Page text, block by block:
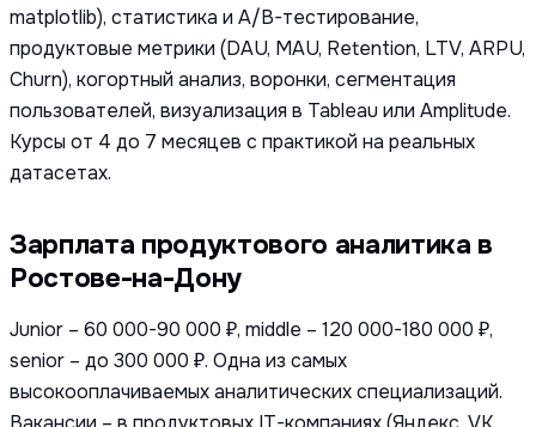
matplotlib), статистика и A/B-тестирование,
продуктовые метрики (DAU, MAU, Retention, LTV, ARPU,
Churn), когортный анализ, воронки, сегментация
пользователей, визуализация в Tableau или Amplitude.
Курсы от 4 до 7 месяцев с практикой на реальных
датасетах.
Зарплата продуктового аналитика в
Ростове-на-Дону
Junior – 60 000-90 000 ₽, middle – 120 000-180 000 ₽,
senior – до 300 000 ₽. Одна из самых
высокооплачиваемых аналитических специализаций.